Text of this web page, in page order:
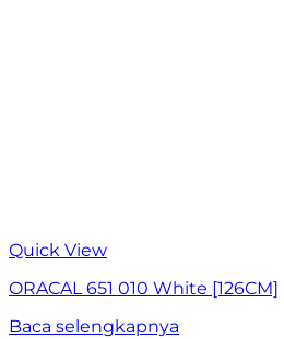
Quick View
ORACAL 651 010 White [126CM]
Baca selengkapnya